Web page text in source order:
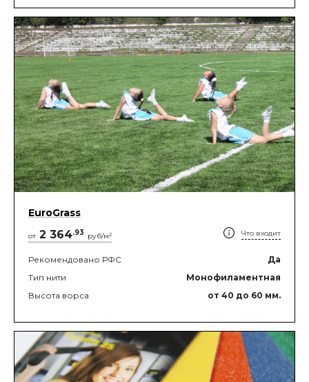
EuroGrass
от 2 364.93 руб/м2 Что входит
Рекомендовано РФС
Да
Тип нити
Монофиламентная
Высота ворса
от 40 до 60 мм.